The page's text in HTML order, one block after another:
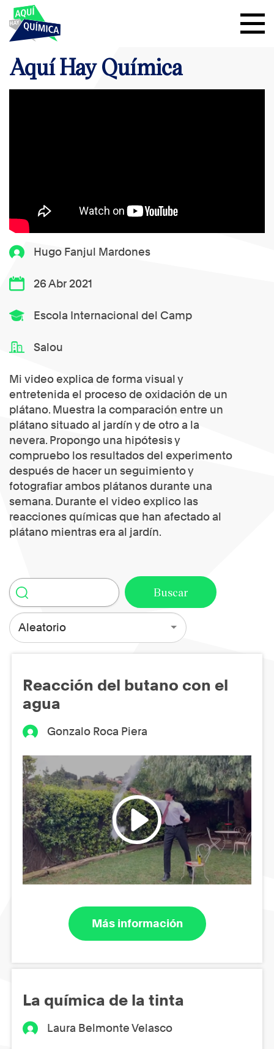
Hugo Fanjul Mardones
26 Abr 2021
Escola Internacional del Camp
Salou
Mi video explica de forma visual y
entretenida el proceso de oxidación de un
plátano. Muestra la comparación entre un
plátano situado al jardín y de otro a la
nevera. Propongo una hipótesis y
compruebo los resultados del experimento
después de hacer un seguimiento y
fotografiar ambos plátanos durante una
semana. Durante el video explico las
reacciones químicas que han afectado al
plátano mientras era al jardín.
Aquí Hay Química
Aleatorio
Reacción del butano con el
agua
Gonzalo Roca Piera
Más información
La química de la tinta
Laura Belmonte Velasco